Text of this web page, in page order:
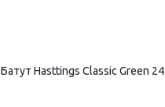
Батут Hasttings Classic Green